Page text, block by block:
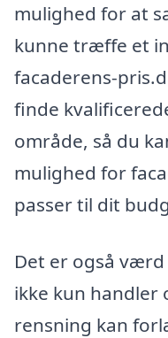
mulighed for at
kunne træffe et
facaderens-
finde
område, så du
mulighed for
passer til dit
Det er også
ikke kun handler
rensning kan